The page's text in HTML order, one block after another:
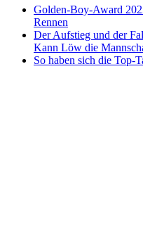
Golden-Boy-Award
Rennen
Der Aufstieg und der
Kann Löw die
So haben sich die Top-